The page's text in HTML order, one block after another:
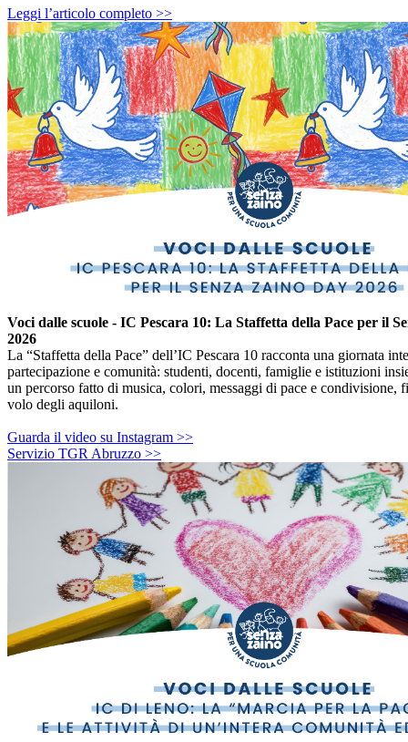
Leggi l’articolo completo >>
Voci dalle scuole - IC Pescara 10: La Staffetta della Pace per il
2026
La “Staffetta della Pace” dell’IC Pescara 10 racconta una giornata
partecipazione e comunità: studenti, docenti, famiglie e istituzioni
un percorso fatto di musica, colori, messaggi di pace e condivisione,
volo degli aquiloni.
Guarda il video su Instagram >>
Servizio TGR Abruzzo >>